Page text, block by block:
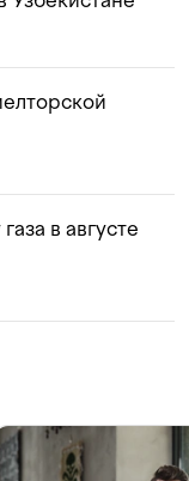
в августе